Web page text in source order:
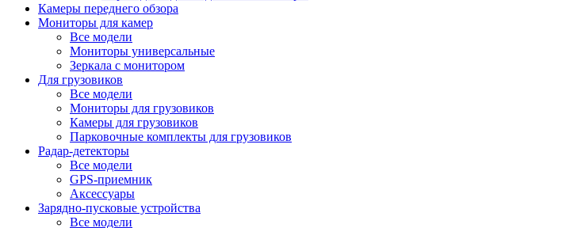
Камеры переднего обзора
Мониторы для камер
Все модели
Мониторы универсальные
Зеркала с монитором
Для грузовиков
Все модели
Мониторы для грузовиков
Камеры для грузовиков
Парковочные комплекты для грузовиков
Радар-детекторы
Все модели
GPS-приемник
Аксессуары
Зарядно-пусковые устройства
Все модели